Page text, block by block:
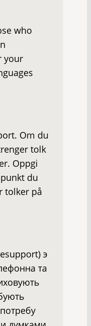
who
your
Om du
tolk
Oppgi
du
tolker på
э
та